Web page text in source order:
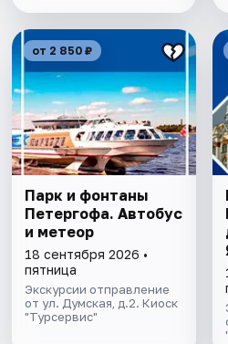
от 2 850 ₽
Парк и фонтаны
Петергофа. Автобус
и метеор
18 сентября 2026 •
пятница
Экскурсии отправление
от ул. Думская, д.2. Киоск
"Турсервис"